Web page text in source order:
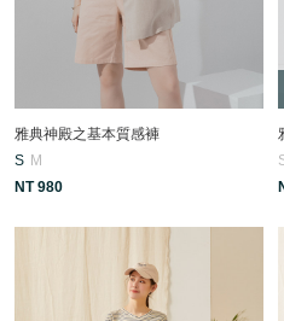
雅典神殿之基本質感褲
S M
NT 980